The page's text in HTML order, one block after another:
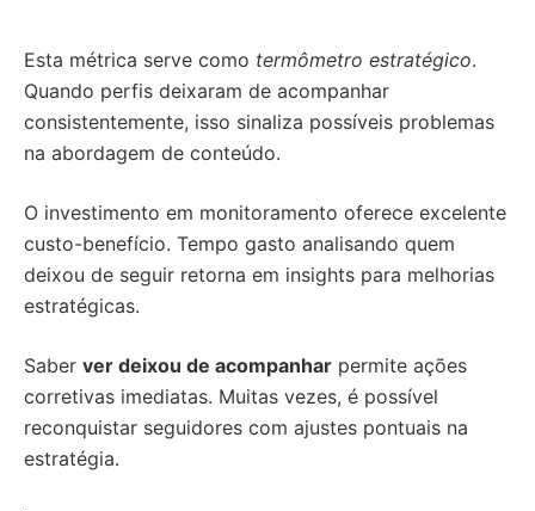
Esta métrica serve como termômetro estratégico.
Quando perfis deixaram de acompanhar
consistentemente, isso sinaliza possíveis problemas
na abordagem de conteúdo.
O investimento em monitoramento oferece excelente
custo-benefício. Tempo gasto analisando quem
deixou de seguir retorna em insights para melhorias
estratégicas.
Saber ver deixou de acompanhar permite ações
corretivas imediatas. Muitas vezes, é possível
reconquistar seguidores com ajustes pontuais na
estratégia.